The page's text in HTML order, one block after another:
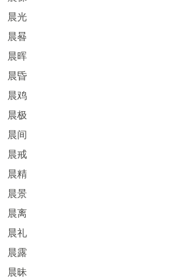
晨光
晨晷
晨晖
晨昏
晨鸡
晨极
晨间
晨戒
晨精
晨景
晨离
晨礼
晨露
晨昧